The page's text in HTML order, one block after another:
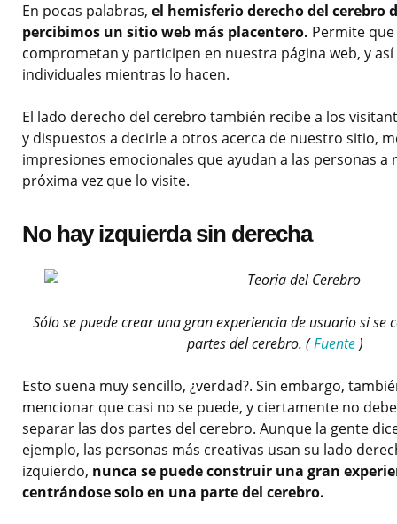
En pocas palabras, el hemisferio derecho del cerebro
percibimos un sitio web más placentero. Permite
comprometan y participen en nuestra página web, y
individuales mientras lo hacen.
El lado derecho del cerebro también recibe a los
y dispuestos a decirle a otros acerca de nuestro sitio,
impresiones emocionales que ayudan a las personas a
próxima vez que lo visite.
No hay izquierda sin derecha
Sólo se puede crear una gran experiencia de usuario si se
partes del cerebro. (Fuente)
Esto suena muy sencillo, ¿verdad?. Sin embargo,
mencionar que casi no se puede, y ciertamente no
separar las dos partes del cerebro. Aunque la gente
ejemplo, las personas más creativas usan su lado
izquierdo, nunca se puede construir una gran
centrándose solo en una parte del cerebro.